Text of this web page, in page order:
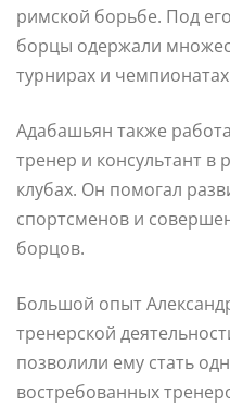
римской борьбе. Под
борцы одержали
турнирах и
Адабашьян также
тренер и консультант в
клубах. Он помогал
спортсменов и
борцов.
Большой опыт
тренерской
позволили ему стать
востребованных